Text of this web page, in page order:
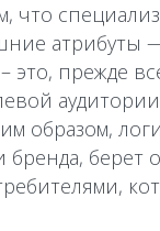
что
атрибуты
это, прежде
образом,
берет